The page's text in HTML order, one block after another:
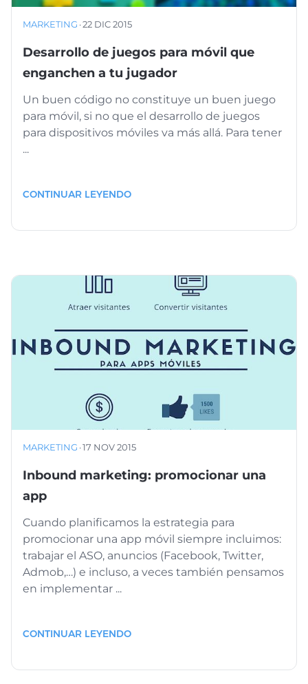
MARKETING ·22 DIC 2015
Desarrollo de juegos para móvil que
enganchen a tu jugador
Un buen código no constituye un buen juego
para móvil, si no que el desarrollo de juegos
para dispositivos móviles va más allá. Para tener
...
CONTINUAR LEYENDO
MARKETING ·17 NOV 2015
Inbound marketing: promocionar una
app
Cuando planificamos la estrategia para
promocionar una app móvil siempre incluimos:
trabajar el ASO, anuncios (Facebook, Twitter,
Admob,…) e incluso, a veces también pensamos
en implementar ...
CONTINUAR LEYENDO